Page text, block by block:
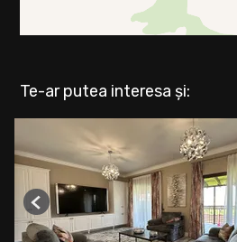
Te-ar putea interesa și:
Previous